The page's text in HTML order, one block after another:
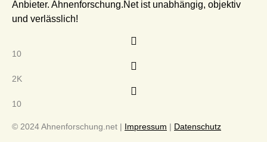
Anbieter. Ahnenforschung.Net ist unabhängig, objektiv
und verlässlich!
10
2K
10
© 2024 Ahnenforschung.net | Impressum | Datenschutz